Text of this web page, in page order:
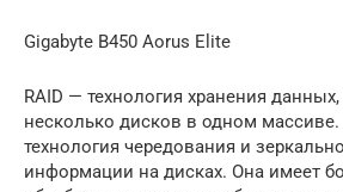
Gigabyte B450 Aorus Elite
RAID — технология хранения
несколько дисков в одном массиве.
технология чередования и
информации на дисках. Она имеет